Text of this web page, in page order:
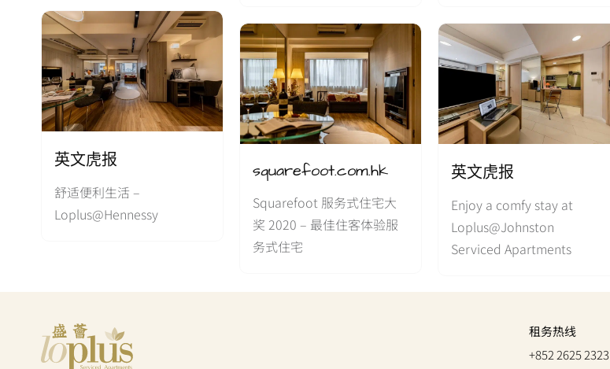
英文虎报
舒适便利生活 –
Loplus@Hennessy
squarefoot.com.hk
Squarefoot 服务式住宅大
奖 2020 – 最佳住客体验服
务式住宅
英文虎报
Enjoy a comfy stay at
Loplus@Johnston
Serviced Apartments
租务热线
+852 2625 2323